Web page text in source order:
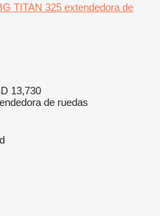
TITAN 325 extendedora de
13,730
de ruedas